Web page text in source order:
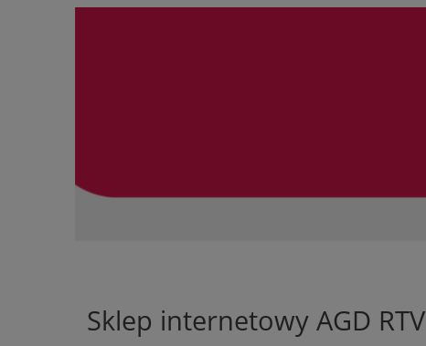
Sklep internetowy AGD RTV